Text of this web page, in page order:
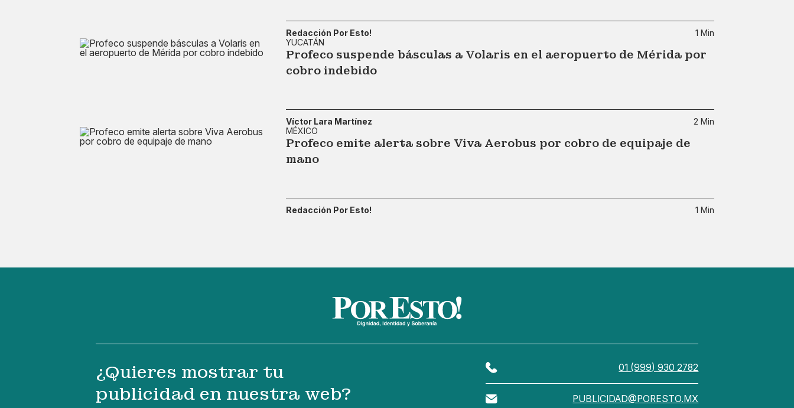
Redacción Por Esto!
1 Min
YUCATÁN
Profeco suspende básculas a Volaris en el aeropuerto de Mérida por
cobro indebido
Víctor Lara Martínez
2 Min
MÉXICO
Profeco emite alerta sobre Viva Aerobus por cobro de equipaje de
mano
Redacción Por Esto! 1 Min
¿Quieres mostrar tu
publicidad en nuestra web?
01 (999) 930 2782
PUBLICIDAD@PORESTO.MX